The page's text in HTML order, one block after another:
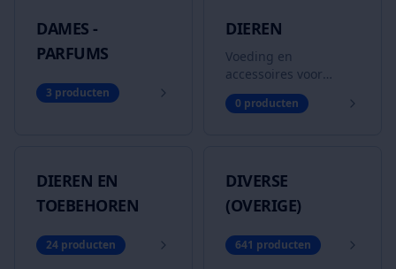
DAMES -
PARFUMS
3 producten
DIEREN
Voeding en
accessoires voor
huisdieren
0 producten
DIEREN EN
TOEBEHOREN
24 producten
DIVERSE
(OVERIGE)
641 producten